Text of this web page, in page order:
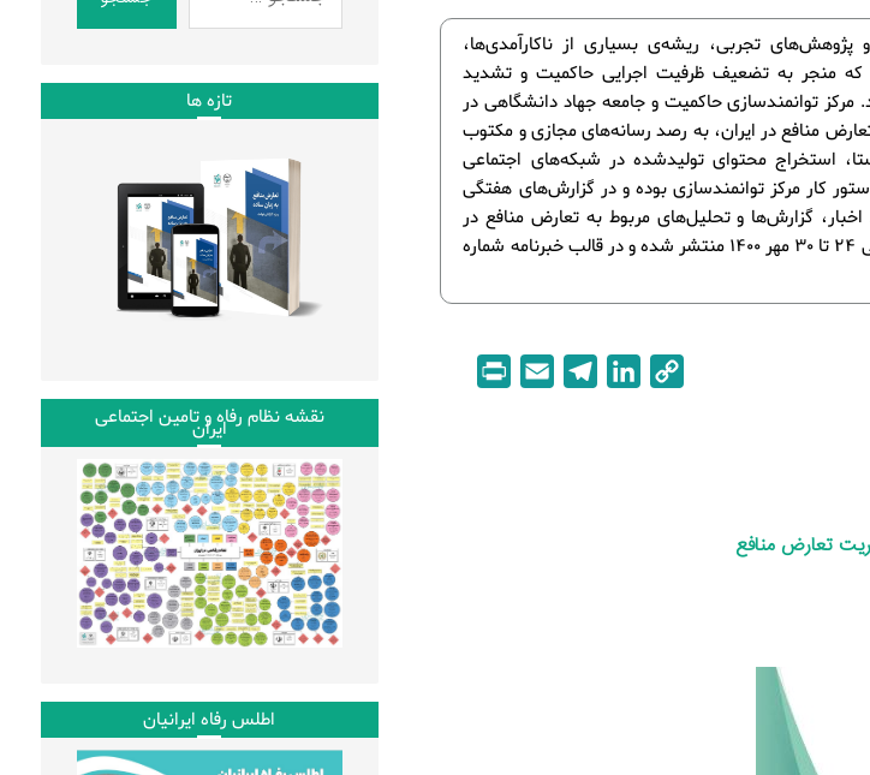
تجربی، ریشه‌ی بسیاری از ناکارآمدی‌ها،
که منجر به تضعیف ظرفیت اجرایی حاکمیت و تشدید
مرکز توانمندسازی حاکمیت و جامعه جهاد دانشگاهی در
منافع در ایران، به رصد رسانه‌های مجازی و مکتوب
استخراج محتوای تولیدشده در شبکه‌های اجتماعی
کار مرکز توانمندسازی بوده و در گزارش‌های هفتگی
گزارش‌ها و تحلیل‌های مربوط به تعارض منافع در
رسانه‌های عمومی است که در بازه زمانی 24 تا 30 مهر 1400 منتشر شده و در قالب خبرنامه شماره
تعارض منافع
تازه ها
نقشه نظام رفاه و تامین اجتماعی
ایران
اطلس رفاه ایرانیان